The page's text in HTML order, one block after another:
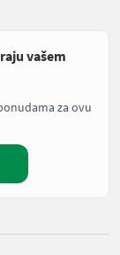
vašem
za ovu